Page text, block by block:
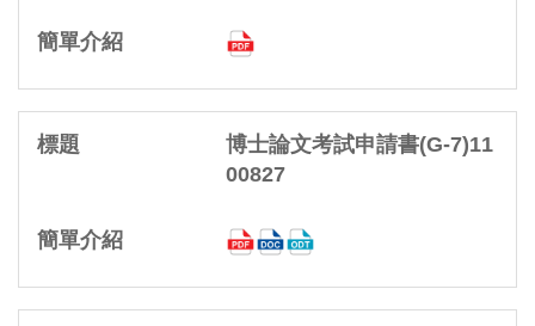
博士論文考試申請書(G-7)11
00827